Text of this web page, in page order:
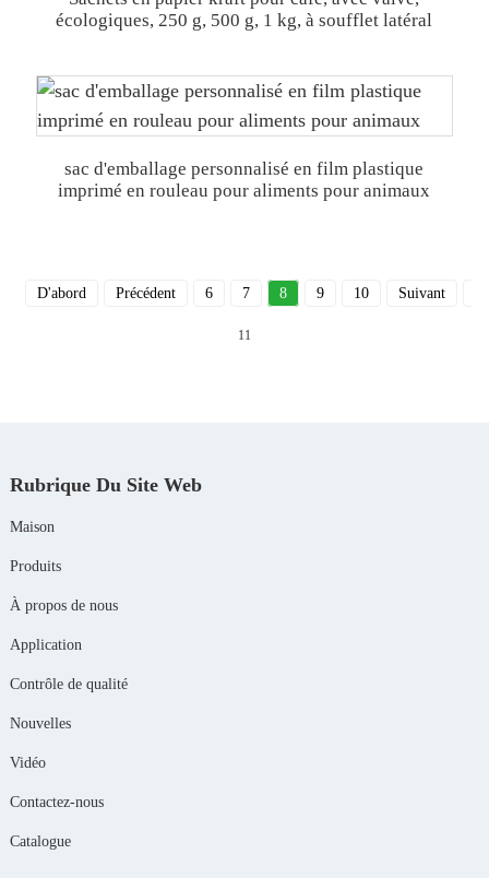
écologiques, 250 g, 500 g, 1 kg, à soufflet latéral
sac d'emballage personnalisé en film plastique
imprimé en rouleau pour aliments pour animaux
D'abord Précédent 6 7 8 9 10 Suivant
11
Rubrique Du Site Web
Maison
Produits
À propos de nous
Application
Contrôle de qualité
Nouvelles
Vidéo
Contactez-nous
Catalogue